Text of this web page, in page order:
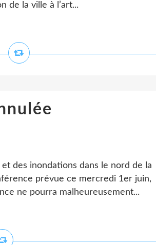
de la ville à l’art...
et des inondations dans le nord de la
prévue ce mercredi 1er juin,
ne pourra malheureusement...